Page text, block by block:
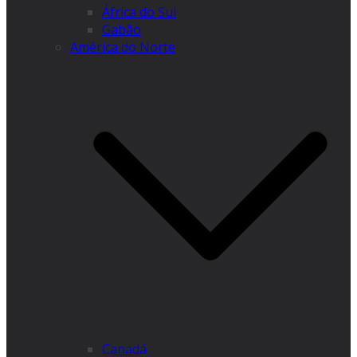
África do Sul
Gabão
América do Norte
Canadá